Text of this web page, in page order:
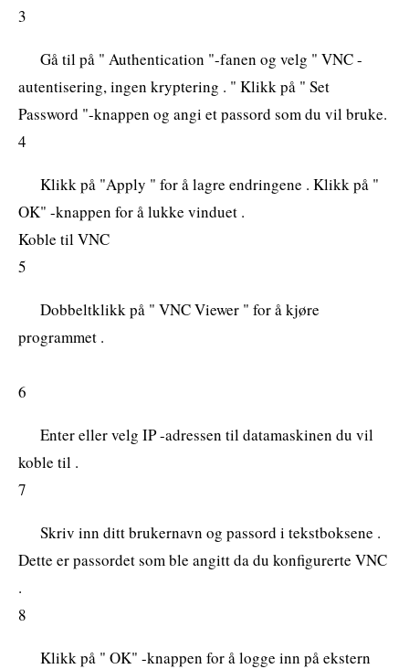
3
Gå til på " Authentication "-fanen og velg " VNC -
autentisering, ingen kryptering . " Klikk på " Set
Password "-knappen og angi et passord som du vil bruke.
4
Klikk på "Apply " for å lagre endringene . Klikk på "
OK" -knappen for å lukke vinduet .
Koble til VNC
5
Dobbeltklikk på " VNC Viewer " for å kjøre
programmet .
6
Enter eller velg IP -adressen til datamaskinen du vil
koble til .
7
Skriv inn ditt brukernavn og passord i tekstboksene .
Dette er passordet som ble angitt da du konfigurerte VNC
.
8
Klikk på " OK" -knappen for å logge inn på ekstern